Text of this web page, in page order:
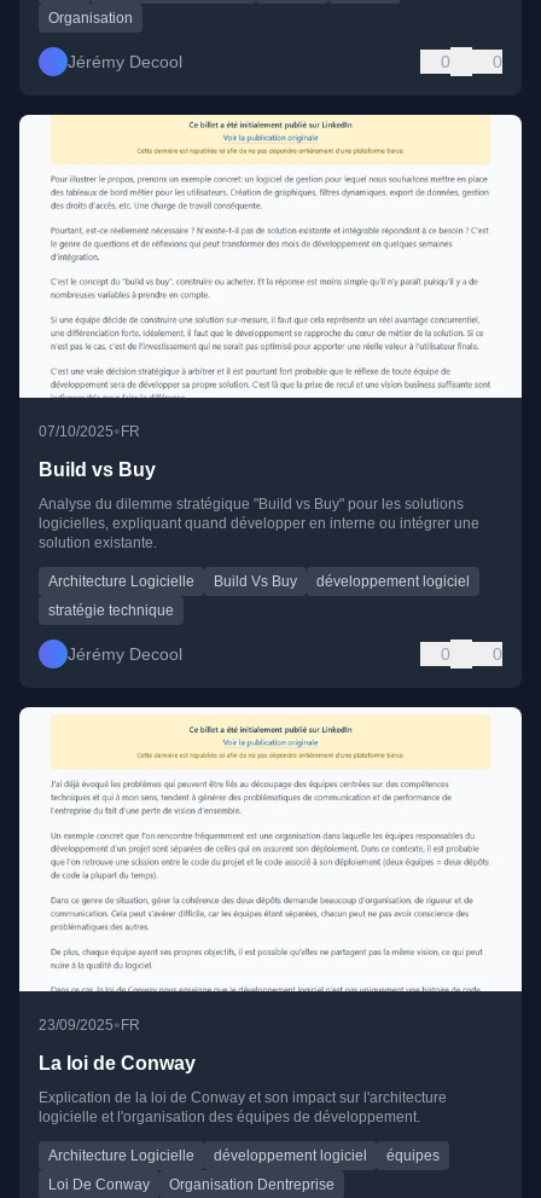
Organisation
Jérémy Decool 0 0
07/10/2025• FR
Build vs Buy
Analyse du dilemme stratégique "Build vs Buy" pour les solutions
logicielles, expliquant quand développer en interne ou intégrer une
solution existante.
Architecture Logicielle Build Vs Buy
développement logiciel
stratégie technique
Jérémy Decool 0 0
23/09/2025•FR
La loi de Conway
Explication de la loi de Conway et son impact sur l'architecture
logicielle et l'organisation des équipes de développement.
Architecture Logicielle développement logiciel
équipes
Loi De Conway
Organisation Dentreprise